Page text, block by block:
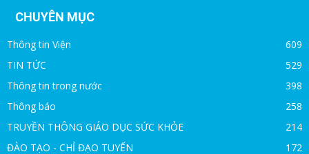
CHUYÊN MỤC
Thông tin Viện
609
TIN TỨC
529
Thông tin trong nước
398
Thông báo
258
TRUYỀN THÔNG GIÁO DỤC SỨC KHỎE
214
ĐÀO TẠO - CHỈ ĐẠO TUYẾN
172